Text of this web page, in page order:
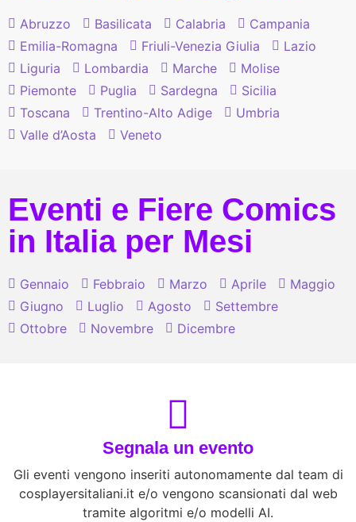
Abruzzo Basilicata Calabria
Campania
Emilia-Romagna
Friuli-Venezia Giulia
Lazio
Liguria
Lombardia Marche
Molise
Piemonte
Puglia Sardegna
Sicilia
Toscana
Trentino-Alto Adige
Umbria
Valle d’Aosta
Veneto
Eventi e Fiere Comics
in Italia per Mesi
Gennaio Febbraio Marzo Aprile
Maggio
Giugno
Luglio Agosto
Settembre
Ottobre
Novembre Dicembre
Segnala un evento
Gli eventi vengono inseriti autonomamente dal team di
cosplayersitaliani.it e/o vengono scansionati dal web
tramite algoritmi e/o modelli AI.